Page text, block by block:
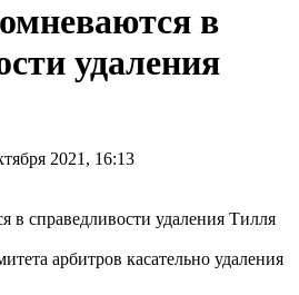
в
удаления
2021, 16:13
арбитров касательно удаления